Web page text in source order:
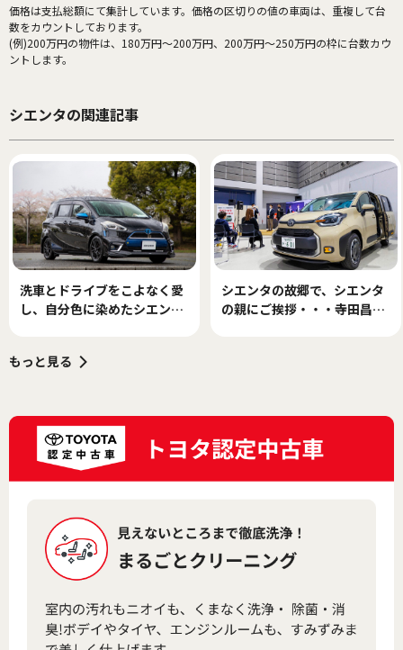
価格は支払総額にて集計しています。価格の区切りの値の車両は、重複して台
数をカウントしております。
(例)200万円の物件は、180万円～200万円、200万円～250万円の枠に台数カウ
ントします。
シエンタの関連記事
洗車とドライブをこよなく愛
し、自分色に染めたシエンタ
シエンタの故郷で、シエンタ
の親にご挨拶・・・寺田昌弘
もっと見る